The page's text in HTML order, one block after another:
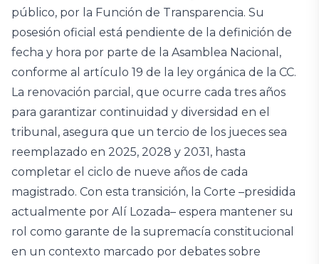
público, por la Función de Transparencia. Su
posesión oficial está pendiente de la definición de
fecha y hora por parte de la Asamblea Nacional,
conforme al artículo 19 de la ley orgánica de la CC.
La renovación parcial, que ocurre cada tres años
para garantizar continuidad y diversidad en el
tribunal, asegura que un tercio de los jueces sea
reemplazado en 2025, 2028 y 2031, hasta
completar el ciclo de nueve años de cada
magistrado. Con esta transición, la Corte –presidida
actualmente por Alí Lozada– espera mantener su
rol como garante de la supremacía constitucional
en un contexto marcado por debates sobre